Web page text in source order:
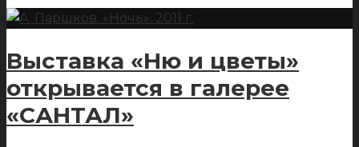
Выставка «Ню и цветы»
открывается в галерее
«САНТАЛ»